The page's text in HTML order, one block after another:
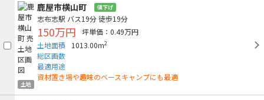
土地
鹿屋市横山町 値下げ
志布志駅 バス19分徒歩19分
150万円
坪単価：0.49万円
土地面積
1013.00m2
総区画数
最適用途
資材置き場や趣味のベースキャンプにも最適